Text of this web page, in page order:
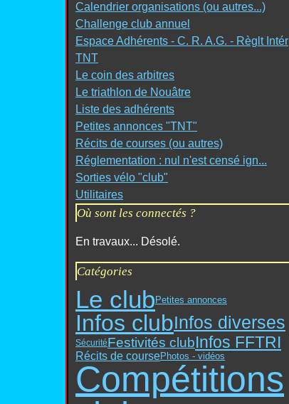
Calendrier organisations (ou autres...)
Challenge club annuel
Espace Adhérents - C. R. A.G. - Règlt Intér
TNT
Le coin des arbitres
Le triathlon de Nouâtre
Liste des adhérents
Petites annonces "TNT"
Récits de courses (ou autres)
Réglementation : nul n'est censé ign...
Sorties vélo "club"
Utilitaires
Où sont les connectés ?
En travaux... Désolé.
Catégories
Le clubPetites annonces
Infos clubInfos diverses
SécuritéFestivités clubInfos FFTRI
Récits de coursePhotos - vidéos
Compétitions